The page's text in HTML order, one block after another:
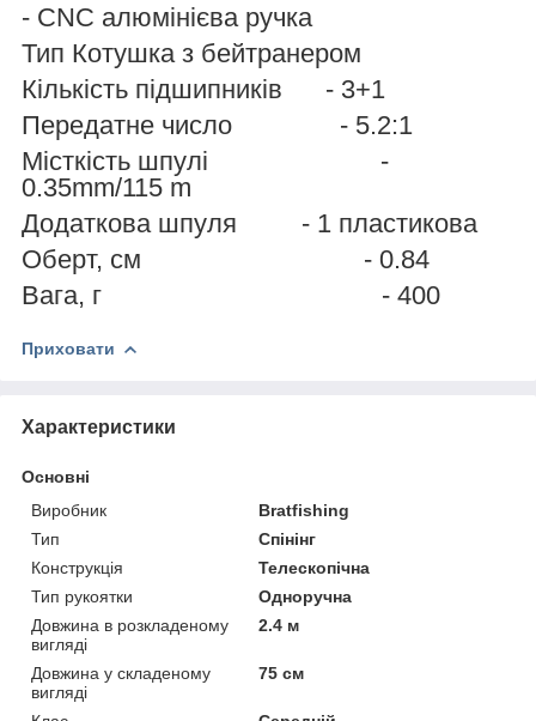
- CNC алюмінієва ручка
Тип Котушка з бейтранером
Кількість підшипників - 3+1
Передатне число - 5.2:1
Місткість шпулі -
0.35mm/115 m
Додаткова шпуля - 1 пластикова
Оберт, см - 0.84
Вага, г - 400
Приховати
Характеристики
Основні
Виробник
Bratfishing
Тип
Спінінг
Конструкція
Телескопічна
Тип рукоятки
Одноручна
Довжина в розкладеному
вигляді
2.4 м
Довжина у складеному
вигляді
75 см